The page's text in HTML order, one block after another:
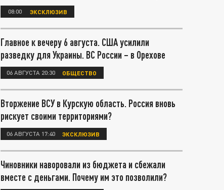
08:00 ЭКСКЛЮЗИВ
Главное к вечеру 6 августа. США усилили
разведку для Украины. ВС России – в Орехове
06 АВГУСТА 20:30 ОБЩЕСТВО
Вторжение ВСУ в Курскую область. Россия вновь
рискует своими территориями?
06 АВГУСТА 17:40 ЭКСКЛЮЗИВ
Чиновники наворовали из бюджета и сбежали
вместе с деньгами. Почему им это позволили?